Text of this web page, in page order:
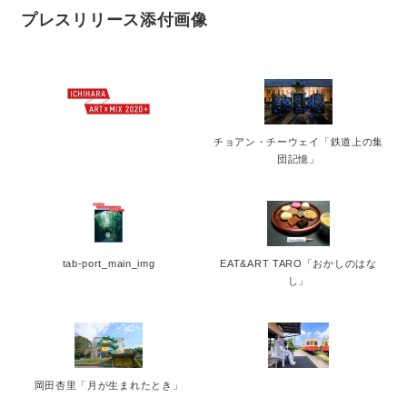
プレスリリース添付画像
チョアン・チーウェイ「鉄道上の集
団記憶」
tab-port_main_img
EAT&ART TARO「おかしのはな
し」
岡田杏里「月が生まれたとき」